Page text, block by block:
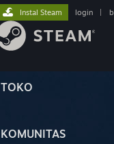
TOKO
KOMUNITAS
Instal Steam login